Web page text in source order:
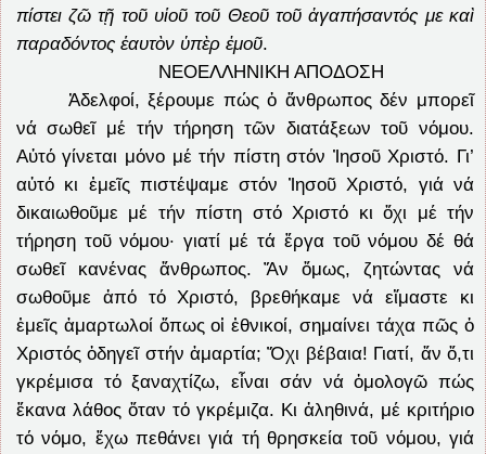
πίστει ζῶ τῇ τοῦ υἱοῦ τοῦ Θεοῦ τοῦ ἀγαπήσαντός με καὶ
παραδόντος ἑαυτὸν ὑπὲρ ἐμοῦ.
ΝΕΟΕΛΛΗΝΙΚΗ ΑΠΟΔΟΣΗ
Ἀδελφοί, ξέρουμε πώς ὁ ἄνθρωπος δέν μπορεῖ
νά σωθεῖ μέ τήν τήρηση τῶν διατάξεων τοῦ νόμου.
Αὐτό γίνεται μόνο μέ τήν πίστη στόν Ἰησοῦ Χριστό. Γι’
αὐτό κι ἐμεῖς πιστέψαμε στόν Ἰησοῦ Χριστό, γιά νά
δικαιωθοῦμε μέ τήν πίστη στό Χριστό κι ὄχι μέ τήν
τήρηση τοῦ νόμου· γιατί μέ τά ἔργα τοῦ νόμου δέ θά
σωθεῖ κανένας ἄνθρωπος. Ἄν ὅμως, ζητώντας νά
σωθοῦμε ἀπό τό Χριστό, βρεθήκαμε νά εἴμαστε κι
ἐμεῖς ἁμαρτωλοί ὅπως οἱ ἐθνικοί, σημαίνει τάχα πῶς ὁ
Χριστός ὁδηγεῖ στήν ἁμαρτία; Ὄχι βέβαια! Γιατί, ἄν ὅ,τι
γκρέμισα τό ξαναχτίζω, εἶναι σάν νά ὁμολογῶ πώς
ἔκανα λάθος ὅταν τό γκρέμιζα. Κι ἀληθινά, μέ κριτήριο
τό νόμο, ἔχω πεθάνει γιά τή θρησκεία τοῦ νόμου, γιά